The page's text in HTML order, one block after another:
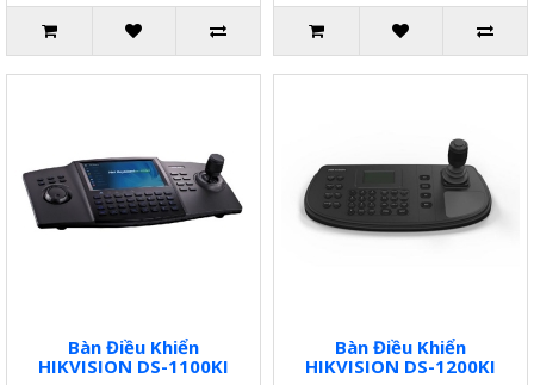
Bàn Điều Khiển
HIKVISION DS-1100KI
Bàn Điều Khiển
HIKVISION DS-1200KI